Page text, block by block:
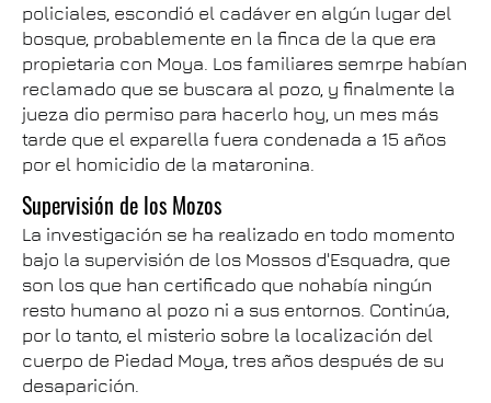
policiales, escondió el cadáver en algún lugar del
bosque, probablemente en la finca de la que era
propietaria con Moya. Los familiares semrpe habían
reclamado que se buscara al pozo, y finalmente la
jueza dio permiso para hacerlo hoy, un mes más
tarde que el exparella fuera condenada a 15 años
por el homicidio de la mataronina.
Supervisión de los Mozos
La investigación se ha realizado en todo momento
bajo la supervisión de los Mossos d'Esquadra, que
son los que han certificado que nohabía ningún
resto humano al pozo ni a sus entornos. Continúa,
por lo tanto, el misterio sobre la localización del
cuerpo de Piedad Moya, tres años después de su
desaparición.